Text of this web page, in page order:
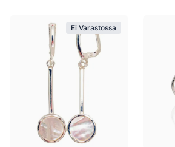
Ei Varastossa